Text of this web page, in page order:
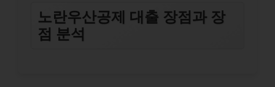
노란우산공제 대출 장점과 장
점 분석